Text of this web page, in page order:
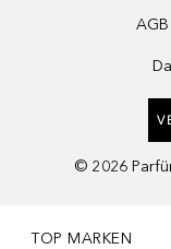
© 2026
TOP MARKEN